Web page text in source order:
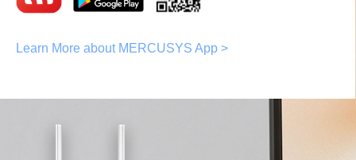
Learn More about MERCUSYS App >